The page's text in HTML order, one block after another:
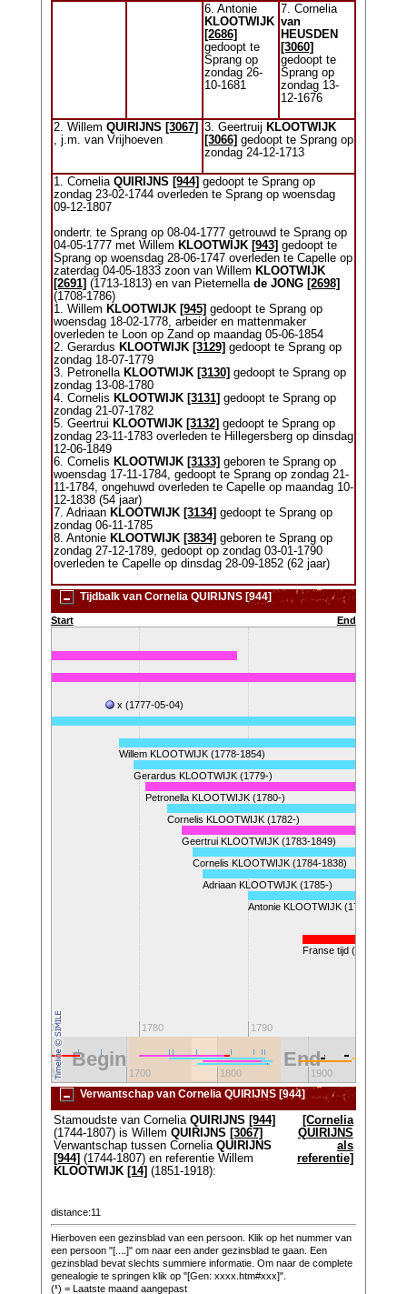
6. Antonie
KLOOTWIJK
[2686]
gedoopt te
Sprang op
zondag 26-
10-1681
7. Cornelia
van
HEUSDEN
[3060]
gedoopt te
Sprang op
zondag 13-
12-1676
2. Willem QUIRIJNS [3067]
, j.m. van Vrijhoeven
3. Geertruij KLOOTWIJK
[3066] gedoopt te Sprang op
zondag 24-12-1713
1. Cornelia QUIRIJNS [944] gedoopt te Sprang op
zondag 23-02-1744 overleden te Sprang op woensdag
09-12-1807
ondertr. te Sprang op 08-04-1777 getrouwd te Sprang op
04-05-1777 met Willem KLOOTWIJK [943] gedoopt te
Sprang op woensdag 28-06-1747 overleden te Capelle op
zaterdag 04-05-1833 zoon van Willem KLOOTWIJK
[2691] (1713-1813) en van Pieternella de JONG [2698]
(1708-1786)
1. Willem KLOOTWIJK [945] gedoopt te Sprang op
woensdag 18-02-1778, arbeider en mattenmaker
overleden te Loon op Zand op maandag 05-06-1854
2. Gerardus KLOOTWIJK [3129] gedoopt te Sprang op
zondag 18-07-1779
3. Petronella KLOOTWIJK [3130] gedoopt te Sprang op
zondag 13-08-1780
4. Cornelis KLOOTWIJK [3131] gedoopt te Sprang op
zondag 21-07-1782
5. Geertrui KLOOTWIJK [3132] gedoopt te Sprang op
zondag 23-11-1783 overleden te Hillegersberg op dinsdag
12-06-1849
6. Cornelis KLOOTWIJK [3133] geboren te Sprang op
woensdag 17-11-1784, gedoopt te Sprang op zondag 21-
11-1784, ongehuwd overleden te Capelle op maandag 10-
12-1838 (54 jaar)
7. Adriaan KLOOTWIJK [3134] gedoopt te Sprang op
zondag 06-11-1785
8. Antonie KLOOTWIJK [3834] geboren te Sprang op
zondag 27-12-1789, gedoopt op zondag 03-01-1790
overleden te Capelle op dinsdag 28-09-1852 (62 jaar)
Tijdbalk van Cornelia QUIRIJNS [944]
Start End
1770 1780 1790
Franse tijd (1795-1813)
Antonie KLOOTWIJK (1789-1852)
Adriaan KLOOTWIJK (1785-)
Cornelis KLOOTWIJK (1784-1838)
Geertrui KLOOTWIJK (1783-1849)
Cornelis KLOOTWIJK (1782-)
Petronella KLOOTWIJK (1780-)
Gerardus KLOOTWIJK (1779-)
Willem KLOOTWIJK (1778-1854)
x (1777-05-04)
1600 1700 1800 1900
Begin End
Verwantschap van Cornelia QUIRIJNS [944]
Stamoudste van Cornelia QUIRIJNS [944]
(1744-1807) is Willem QUIRIJNS [3067]
Verwantschap tussen Cornelia QUIRIJNS
[944] (1744-1807) en referentie Willem
KLOOTWIJK [14] (1851-1918):
[Cornelia
QUIRIJNS
als
referentie]
distance:11
Hierboven een gezinsblad van een persoon. Klik op het nummer van
een persoon "[....]" om naar een ander gezinsblad te gaan. Een
gezinsblad bevat slechts summiere informatie. Om naar de complete
genealogie te springen klik op "[Gen: xxxx.htm#xxx]".
(¹) = Laatste maand aangepast